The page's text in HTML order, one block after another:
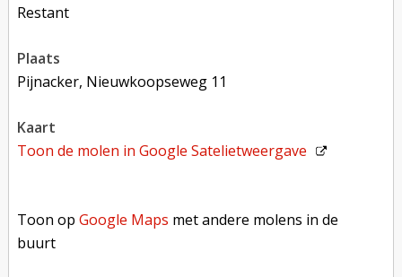
restant
plaats
Pijnacker, Nieuwkoopseweg 11
kaart
Toon de molen inGoogle Satelietweergave
Toon opGoogle Maps met andere molens in de
buurt